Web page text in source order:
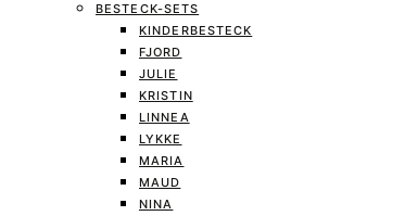
BESTECK-SETS
KINDERBESTECK
FJORD
JULIE
KRISTIN
LINNEA
LYKKE
MARIA
MAUD
NINA